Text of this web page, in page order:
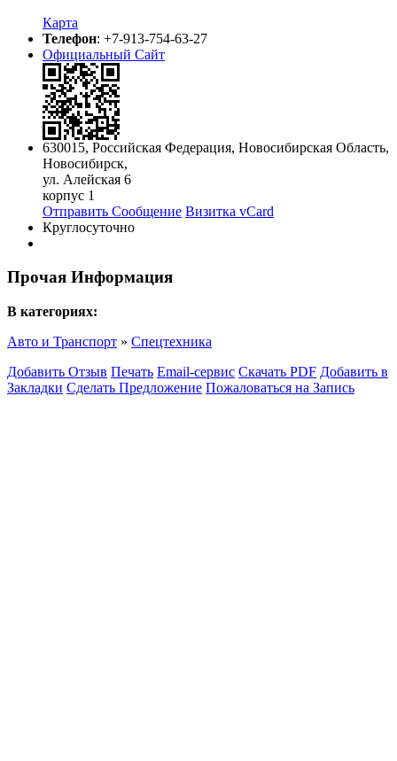
Карта
Телефон: +7-913-754-63-27
Официальный Сайт
630015, Российская Федерация, Новосибирская Область,
Новосибирск,
ул. Алейская 6
корпус 1
Отправить Сообщение Визитка vCard
Круглосуточно
Прочая Информация
В категориях:
Авто и Транспорт » Спецтехника
Добавить Отзыв Печать Email-сервис Скачать PDF Добавить в
Закладки Сделать Предложение Пожаловаться на Запись